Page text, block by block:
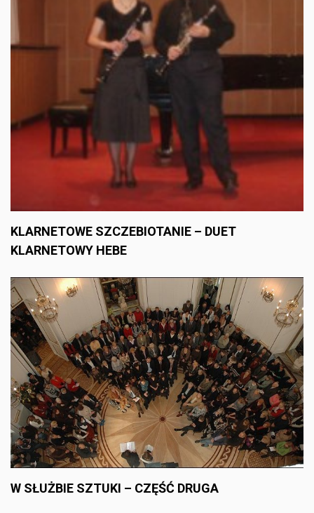
KLARNETOWE SZCZEBIOTANIE – DUET
KLARNETOWY HEBE
W SŁUŻBIE SZTUKI – CZĘŚĆ DRUGA